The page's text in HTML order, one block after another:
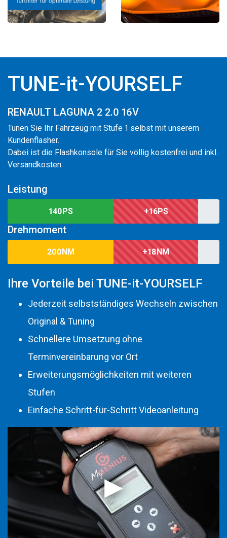
TUNE-it-YOURSELF
RENAULT LAGUNA 2 2.0 16V
Tunen Sie Ihr Fahrzeug mit Stufe 1 selbst mit unserem
Kundenflasher.
Dabei ist die Flashkonsole für Sie völlig kostenfrei und inkl.
Versandkosten.
Leistung
140PS +16PS
Drehmoment
200NM +18NM
Ihre Vorteile bei TUNE-it-YOURSELF
Jederzeit selbstständiges Wechseln zwischen
Original & Tuning
Schnellere Umsetzung ohne
Terminvereinbarung vor Ort
Erweiterungsmöglichkeiten mit weiteren
Stufen
Einfache Schritt-für-Schritt Videoanleitung